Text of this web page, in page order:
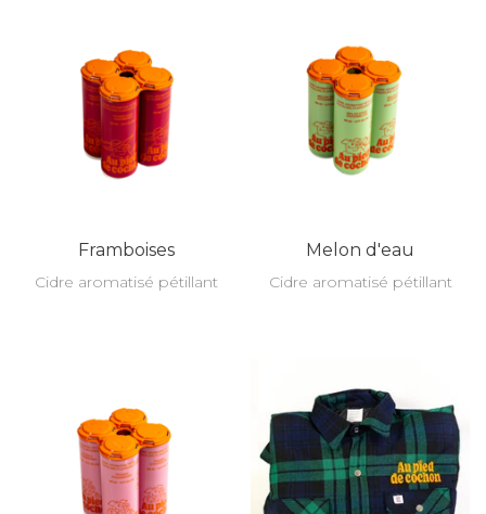
Framboises
Cidre aromatisé pétillant
Melon d'eau
Cidre aromatisé pétillant